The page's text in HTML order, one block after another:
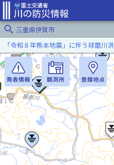
search 三重県伊賀市